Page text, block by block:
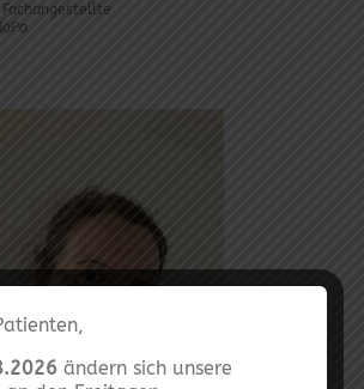
Fachangestellte
ändern sich unsere